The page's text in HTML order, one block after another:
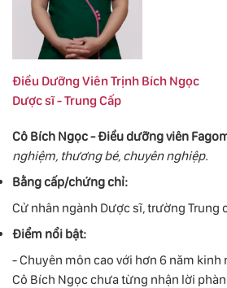
Điều Dưỡng Viên Trịnh Bích Ngọc
Dược sĩ - Trung Cấp
Cô Bích Ngọc - Điều dưỡng viên
nghiệm, thương bé, chuyên nghiệp.
Bằng cấp/chứng chỉ:
Cử nhân ngành Dược sĩ, trường Trung
Điểm nổi bật:
- Chuyên môn cao với hơn 6 năm kinh
Cô Bích Ngọc chưa từng nhận lời